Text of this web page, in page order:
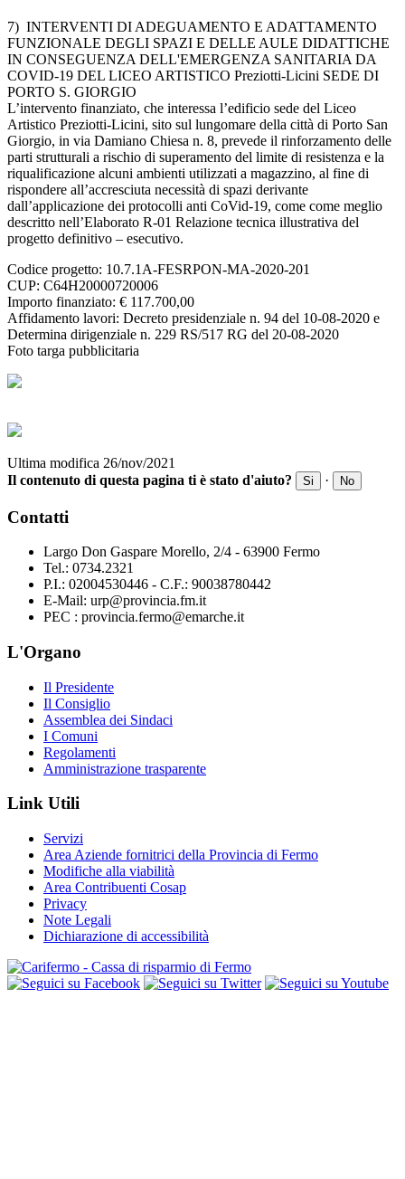
7) INTERVENTI DI ADEGUAMENTO E ADATTAMENTO
FUNZIONALE DEGLI SPAZI E DELLE AULE DIDATTICHE
IN CONSEGUENZA DELL'EMERGENZA SANITARIA DA
COVID-19 DEL LICEO ARTISTICO Preziotti-Licini SEDE DI
PORTO S. GIORGIO
L’intervento finanziato, che interessa l’edificio sede del Liceo
Artistico Preziotti-Licini, sito sul lungomare della città di Porto San
Giorgio, in via Damiano Chiesa n. 8, prevede il rinforzamento delle
parti strutturali a rischio di superamento del limite di resistenza e la
riqualificazione alcuni ambienti utilizzati a magazzino, al fine di
rispondere all’accresciuta necessità di spazi derivante
dall’applicazione dei protocolli anti CoVid-19, come come meglio
descritto nell’Elaborato R-01 Relazione tecnica illustrativa del
progetto definitivo – esecutivo.
Codice progetto: 10.7.1A-FESRPON-MA-2020-201
CUP: C64H20000720006
Importo finanziato: € 117.700,00
Affidamento lavori: Decreto presidenziale n. 94 del 10-08-2020 e
Determina dirigenziale n. 229 RS/517 RG del 20-08-2020
Foto targa pubblicitaria
Ultima modifica 26/nov/2021
Il contenuto di questa pagina ti è stato d'aiuto?
Si · No
Contatti
Largo Don Gaspare Morello, 2/4 - 63900 Fermo
Tel.: 0734.2321
P.I.: 02004530446 - C.F.: 90038780442
E-Mail: urp@provincia.fm.it
PEC : provincia.fermo@emarche.it
L'Organo
Il Presidente
Il Consiglio
Assemblea dei Sindaci
I Comuni
Regolamenti
Amministrazione trasparente
Link Utili
Servizi
Area Aziende fornitrici della Provincia di Fermo
Modifiche alla viabilità
Area Contribuenti Cosap
Privacy
Note Legali
Dichiarazione di accessibilità